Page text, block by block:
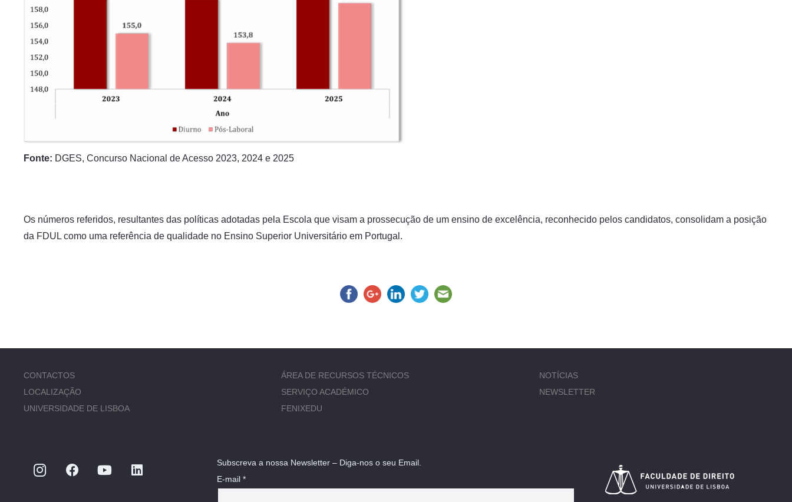
Fonte: DGES, Concurso Nacional de Acesso 2023, 2024 e 2025
Os números referidos, resultantes das políticas adotadas pela Escola que visam a prossecução de um ensino de excelência, reconhecido pelos candidatos, consolidam a posição
da FDUL como uma referência de qualidade no Ensino Superior Universitário em Portugal.
CONTACTOS
LOCALIZAÇÃO
UNIVERSIDADE DE LISBOA
ÁREA DE RECURSOS TÉCNICOS
SERVIÇO ACADÉMICO
FENIXEDU
NOTÍCIAS
NEWSLETTER
Subscreva a nossa Newsletter – Diga-nos o seu Email.
E-mail *